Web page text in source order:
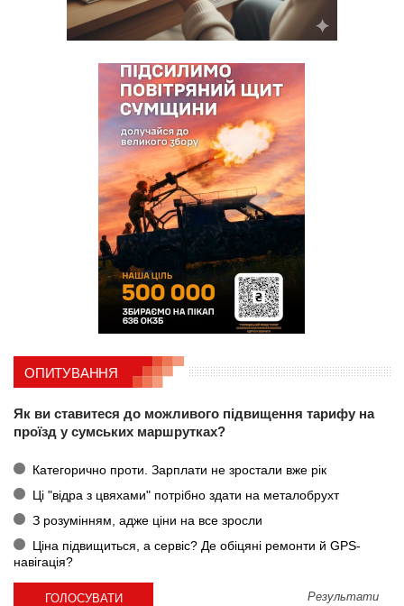
ОПИТУВАННЯ
Як ви ставитеся до можливого підвищення тарифу на
проїзд у сумських маршрутках?
Категорично проти. Зарплати не зростали вже рік
Ці "відра з цвяхами" потрібно здати на металобрухт
З розумінням, адже ціни на все зросли
Ціна підвищиться, а сервіс? Де обіцяні ремонти й GPS-
навігація?
Результати